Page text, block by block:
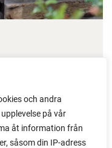
och andra
på vår
åt information från
såsom din IP-adress
med andra växter.
liten yta.